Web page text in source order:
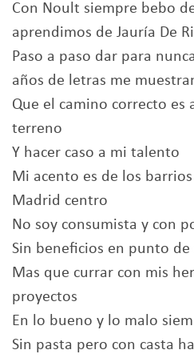
Con Noult siempre bebo
aprendimos de Jauría De
Paso a paso dar para
años de letras me
Que el camino correcto es
terreno
Y hacer caso a mi talento
Mi acento es de los
Madrid centro
No soy consumista y con
Sin beneficios en punto
Mas que currar con mis
proyectos
En lo bueno y lo malo
Sin pasta pero con casta